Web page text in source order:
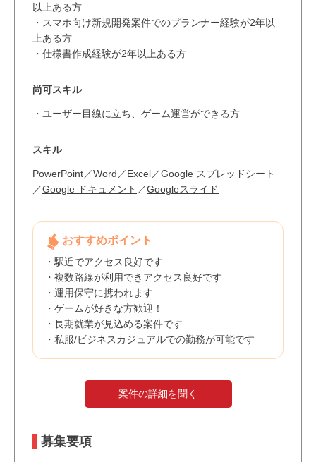
以上ある方
・スマホ向け新規開発案件でのプランナー経験が2年以
上ある方
・仕様書作成経験が2年以上ある方
尚可スキル
・ユーザー目線に立ち、ゲーム運営ができる方
スキル
PowerPoint／Word ／Excel／Google スプレッドシート
／Google ドキュメント ／Googleスライド
おすすめポイント
・駅近でアクセス良好です
・複数路線が利用できアクセス良好です
・運用保守に携われます
・ゲームが好きな方歓迎！
・長期就業が見込める案件です
・私服/ビジネスカジュアルでの勤務が可能です
案件の詳細を聞く
募集要項